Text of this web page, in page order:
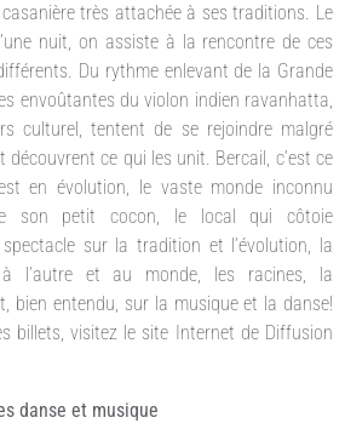
très attachée à ses traditions. Le
nuit, on assiste à la rencontre de ces
Du rythme enlevant de la Grande
envoûtantes du violon indien ravanhatta,
culturel, tentent de se rejoindre malgré
découvrent ce qui les unit. Bercail, c’est ce
en évolution, le vaste monde inconnu
son petit cocon, le local qui côtoie
spectacle sur la tradition et l’évolution, la
à l’autre et au monde, les racines, la
bien entendu, sur la musique et la danse!
billets, visitez le site Internet de Diffusion
danse et musique